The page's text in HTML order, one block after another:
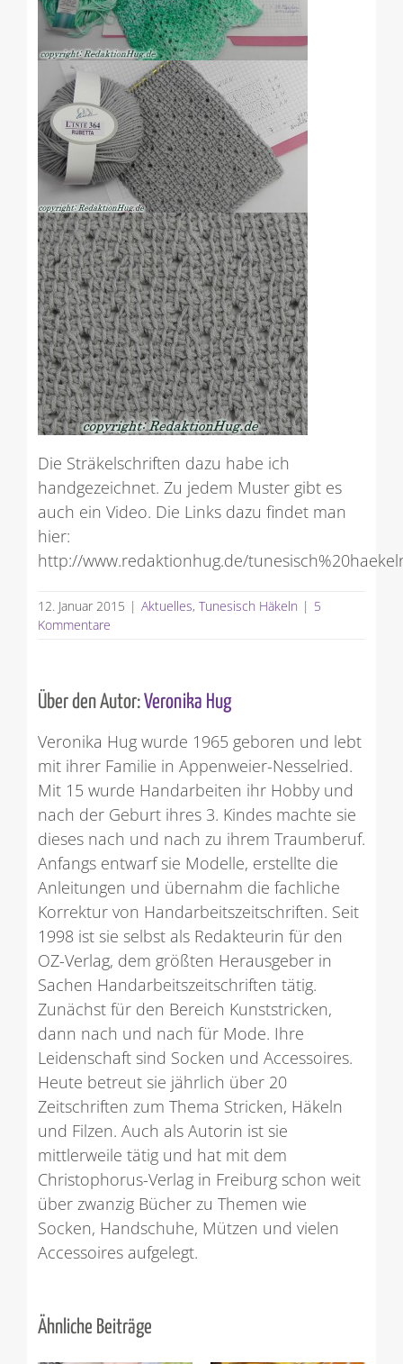
Die Sträkelschriften dazu habe ich
handgezeichnet. Zu jedem Muster gibt es
auch ein Video. Die Links dazu findet man
hier:
http://www.redaktionhug.de/
12. Januar 2015 | Aktuelles, Tunesisch Häkeln | 5
Kommentare
Über den Autor:Veronika Hug
Veronika Hug wurde 1965 geboren und lebt
mit ihrer Familie in Appenweier-Nesselried.
Mit 15 wurde Handarbeiten ihr Hobby und
nach der Geburt ihres 3. Kindes machte sie
dieses nach und nach zu ihrem Traumberuf.
Anfangs entwarf sie Modelle, erstellte die
Anleitungen und übernahm die fachliche
Korrektur von Handarbeitszeitschriften. Seit
1998 ist sie selbst als Redakteurin für den
OZ-Verlag, dem größten Herausgeber in
Sachen Handarbeitszeitschriften tätig.
Zunächst für den Bereich Kunststricken,
dann nach und nach für Mode. Ihre
Leidenschaft sind Socken und Accessoires.
Heute betreut sie jährlich über 20
Zeitschriften zum Thema Stricken, Häkeln
und Filzen. Auch als Autorin ist sie
mittlerweile tätig und hat mit dem
Christophorus-Verlag in Freiburg schon weit
über zwanzig Bücher zu Themen wie
Socken, Handschuhe, Mützen und vielen
Accessoires aufgelegt.
Ähnliche Beiträge